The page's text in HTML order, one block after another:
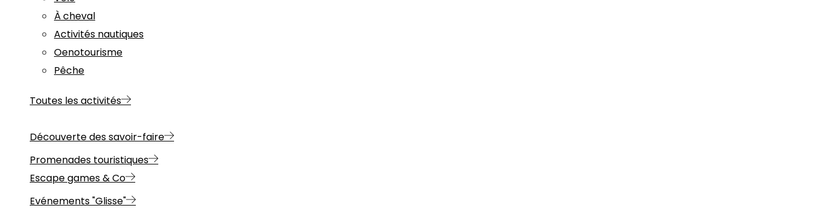
À cheval
Activités nautiques
Oenotourisme
Pêche
Toutes les activités
Découverte des savoir-faire
Promenades touristiques
Escape games & Co
Evénements "Glisse"